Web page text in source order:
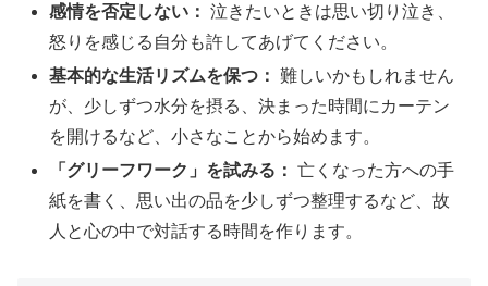
感情を否定しない： 泣きたいときは思い切り泣き、
怒りを感じる自分も許してあげてください。
基本的な生活リズムを保つ： 難しいかもしれません
が、少しずつ水分を摂る、決まった時間にカーテン
を開けるなど、小さなことから始めます。
「グリーフワーク」を試みる： 亡くなった方への手
紙を書く、思い出の品を少しずつ整理するなど、故
人と心の中で対話する時間を作ります。